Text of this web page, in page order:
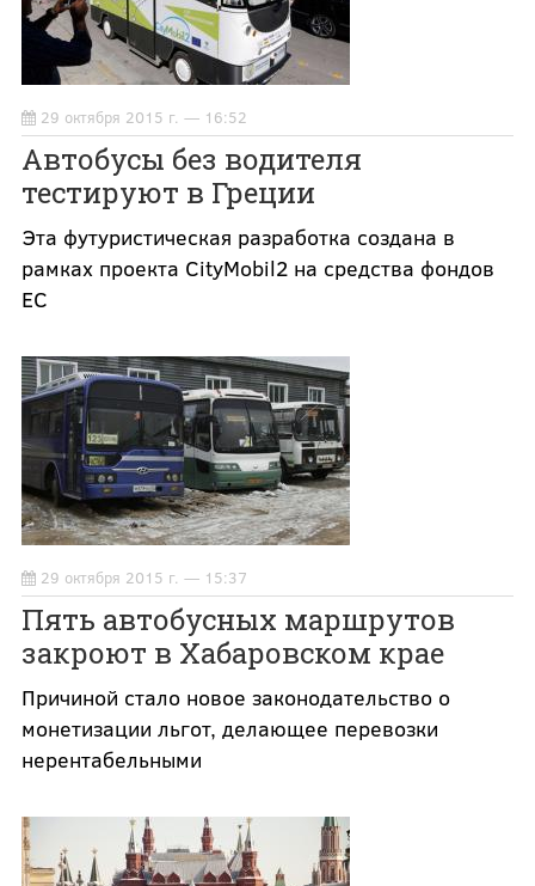
29 октября 2015 г. — 16:52
Автобусы без водителя
тестируют в Греции
Эта футуристическая разработка создана в
рамках проекта CityMobil2 на средства фондов
ЕС
29 октября 2015 г. — 15:37
Пять автобусных маршрутов
закроют в Хабаровском крае
Причиной стало новое законодательство о
монетизации льгот, делающее перевозки
нерентабельными